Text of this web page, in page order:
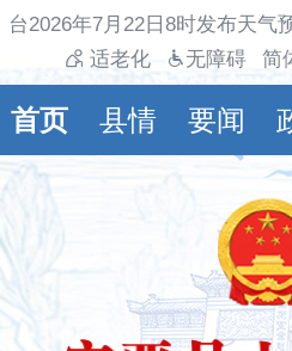
2026年7月22日8时发布天气
适老化
无障碍 简
首页 县情 要闻